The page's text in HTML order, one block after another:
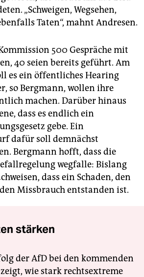
„Schweigen, Wegsehen,
Taten“, mahnt Andresen.
500 Gespräche mit
40 seien bereits geführt. Am
es ein öffentliches Hearing
so Bergmann, wollen ihre
machen. Darüber hinaus
dass es endlich ein
gebe. Ein
dafür soll demnächst
Bergmann hofft, dass die
wegfalle: Bislang
dass ein Schaden, den
Missbrauch entstanden ist.
stärken
der AfD bei den kommenden
wie stark rechtsextreme